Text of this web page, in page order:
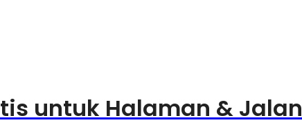
untuk Halaman & Jalan